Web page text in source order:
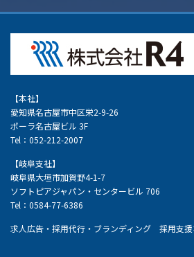
【本社】
愛知県名古屋市中区栄2-9-26
ポーラ名古屋ビル 3F
Tel：052-212-2007
【岐阜支社】
岐阜県大垣市加賀野4-1-7
ソフトピアジャパン・センタービル 706
Tel：0584-77-6386
求人広告・採用代行・ブランディング 採用支援